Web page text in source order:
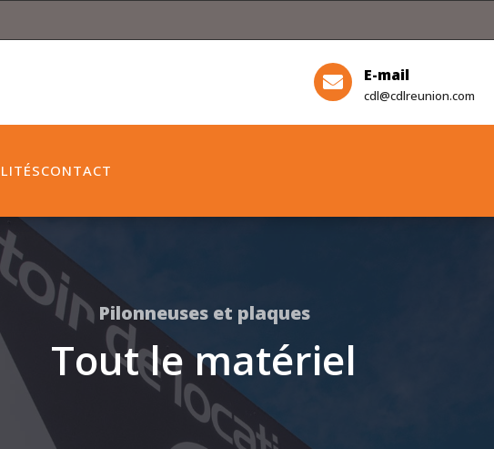
 E-mail
cdl@cdlreunion.com
CONTACT
Pilonneuses et plaques
Tout le matériel